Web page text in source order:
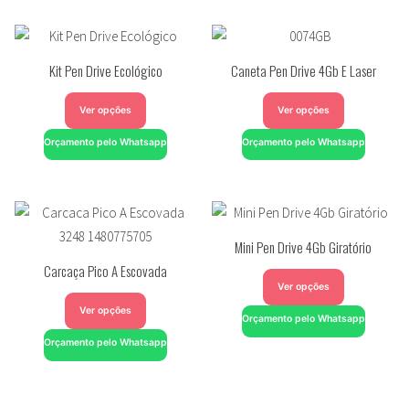
Kit Pen Drive Ecológico
Ver opções
Orçamento pelo Whatsapp
Caneta Pen Drive 4Gb E Laser
Ver opções
Orçamento pelo Whatsapp
Carcaça Pico A Escovada
Ver opções
Orçamento pelo Whatsapp
Mini Pen Drive 4Gb Giratório
Ver opções
Orçamento pelo Whatsapp